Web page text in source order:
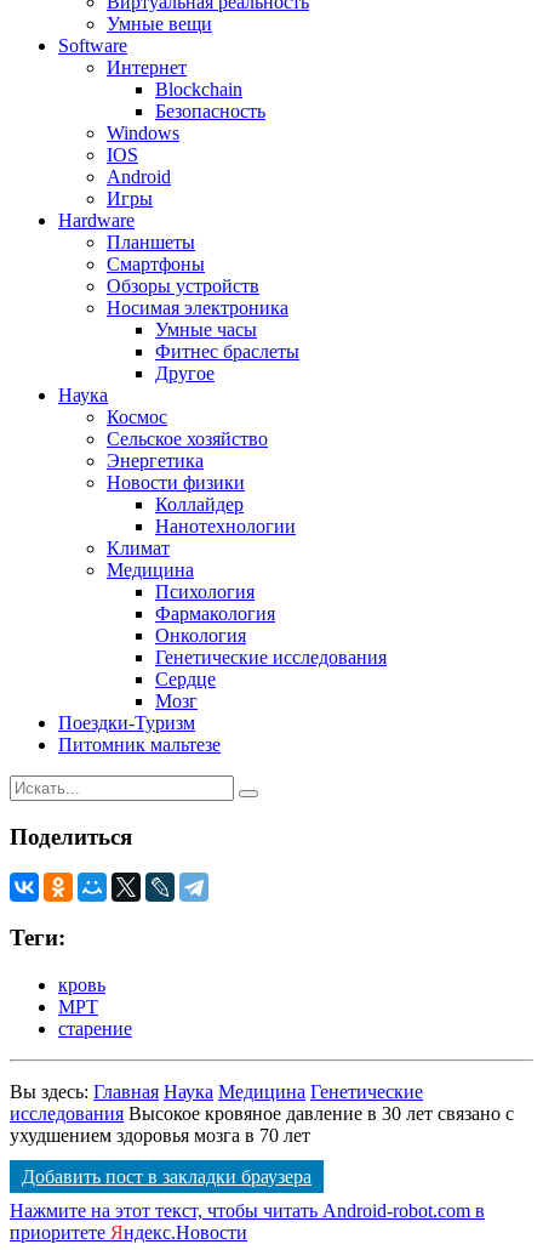
Умные вещи
Software
Интернет
Blockchain
Безопасность
Windows
IOS
Android
Игры
Hardware
Планшеты
Смартфоны
Обзоры устройств
Носимая электроника
Умные часы
Фитнес браслеты
Другое
Наука
Космос
Сельское хозяйство
Энергетика
Новости физики
Коллайдер
Нанотехнологии
Климат
Медицина
Психология
Фармакология
Онкология
Генетические исследования
Сердце
Мозг
Поездки-Туризм
Питомник мальтезе
Поделиться
Теги:
кровь
МРТ
старение
Вы здесь: Главная Наука Медицина Генетические
исследования Высокое кровяное давление в 30 лет связано с
ухудшением здоровья мозга в 70 лет
Добавить пост в закладки браузера
Нажмите на этот текст, чтобы читать Android-robot.com в
приоритете Яндекс.Новости